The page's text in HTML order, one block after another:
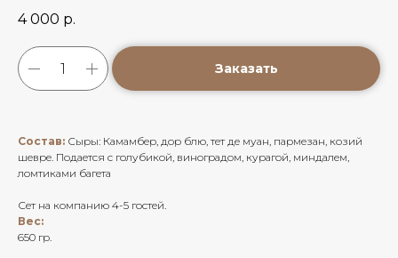
4 000 р.
Заказать
Состав: Сыры: Камамбер, дор блю, тет де муан, пармезан, козий
шевре. Подается с голубикой, виноградом, курагой, миндалем,
ломтиками багета
Сет на компанию 4-5 гостей.
Вес:
650 гр.